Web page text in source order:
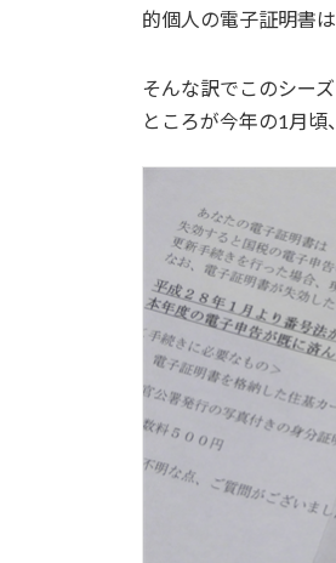
的個人の電子証明書
そんな訳でこのシー
ところが今年の1月頃